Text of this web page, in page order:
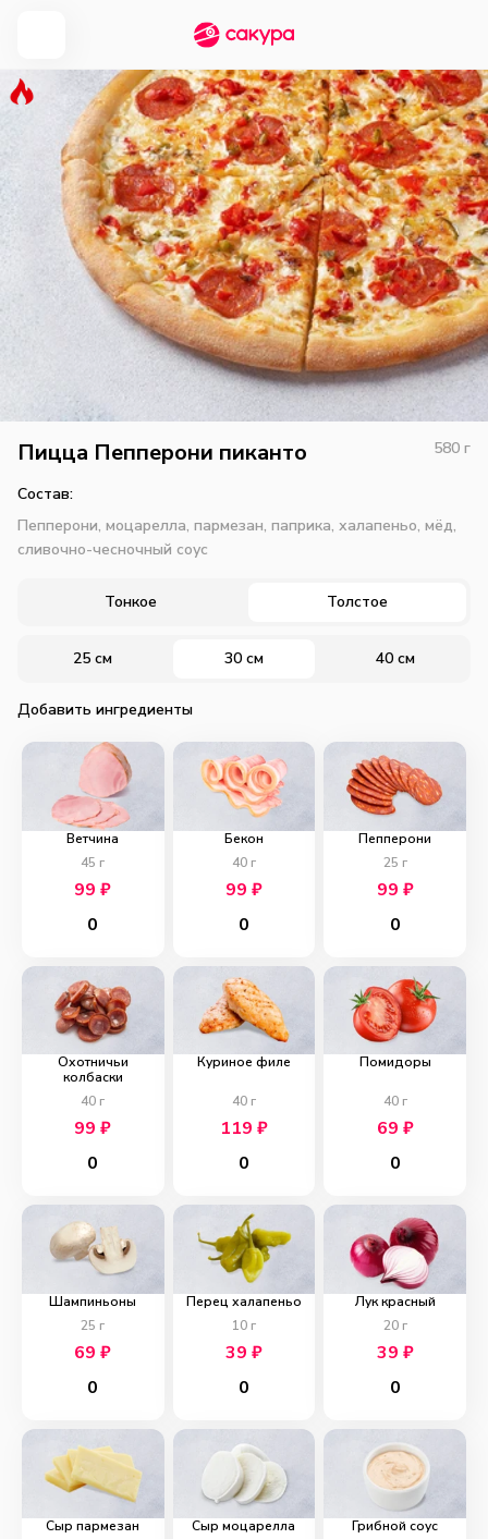
Пицца Пепперони пиканто 580 г
Состав:
Пепперони, моцарелла, пармезан, паприка, халапеньо, мёд,
сливочно-чесночный соус
Тонкое Толстое
25 см 30 см 40 см
Добавить ингредиенты
Ветчина
45 г
99₽
0
Бекон
40г
99 ₽
0
Пепперони
25 г
99 ₽
0
Охотничьи
колбаски
40 г
99₽
0
Куриное филе
40г
119 ₽
0
Помидоры
40г
69 ₽
0
Шампиньоны
25 г
69₽
0
Перец халапеньо
10г
39 ₽
0
Лук красный
20г
39 ₽
0
Сыр пармезан
Сыр моцарелла
Грибной соус